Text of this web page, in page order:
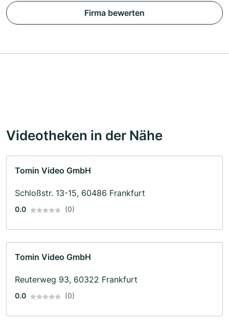
Firma bewerten
Videotheken in der Nähe
Tomin Video GmbH
Schloßstr. 13-15, 60486 Frankfurt
0.0 (0)
Tomin Video GmbH
Reuterweg 93, 60322 Frankfurt
0.0 (0)